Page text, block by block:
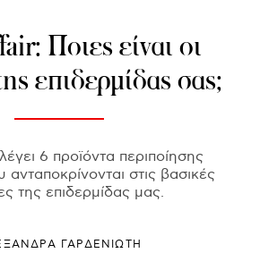
Ποιες είναι οι
επιδερμίδας σας;
6 προϊόντα περιποίησης
στις βασικές
της επιδερμίδας μας.
ΓΑΡΔΕΝΙΩΤΗ